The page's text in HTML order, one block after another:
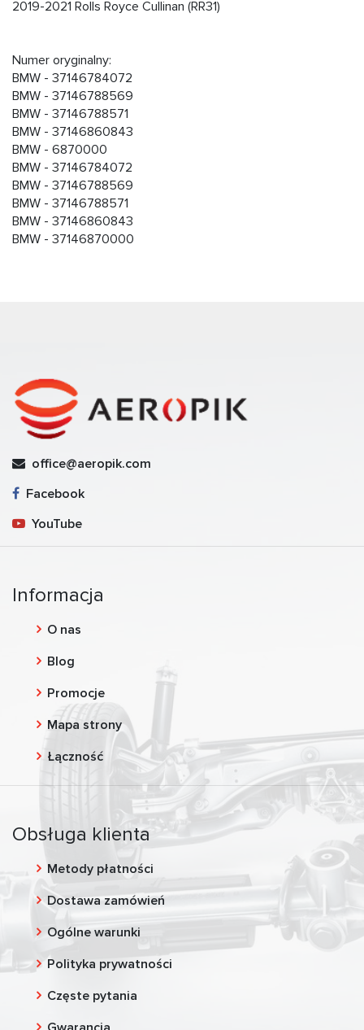
2019-2021 Rolls Royce Cullinan (RR31)
Numer oryginalny:
BMW - 37146784072
BMW - 37146788569
BMW - 37146788571
BMW - 37146860843
BMW - 6870000
BMW - 37146784072
BMW - 37146788569
BMW - 37146788571
BMW - 37146860843
BMW - 37146870000
office@aeropik.com
Facebook
YouTube
Informacja
O nas
Blog
Promocje
Mapa strony
Łączność
Obsługa klienta
Metody płatności
Dostawa zamówień
Ogólne warunki
Polityka prywatności
Częste pytania